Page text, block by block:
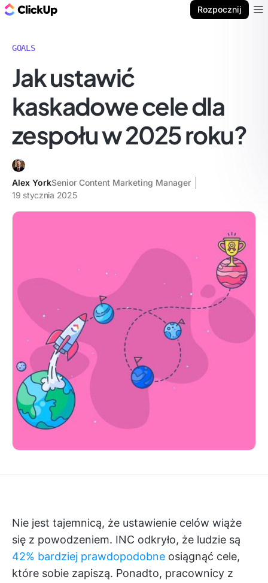
Rozpocznij
GOALS
Jak ustawić
kaskadowe cele dla
zespołu w 2025 roku?
Alex YorkSenior Content Marketing Manager
19 stycznia 2025
Nie jest tajemnicą, że ustawienie celów wiąże
się z powodzeniem. INC odkryło, że ludzie są
42% bardziej prawdopodobne osiągnąć cele,
które sobie zapiszą. Ponadto, pracownicy z